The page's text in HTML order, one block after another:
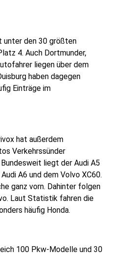
unter den 30 größten
4. Auch Dortmunder,
liegen über dem
haben dagegen
Einträge im
hat außerdem
Verkehrssünder
liegt der Audi A5
A6 und dem Volvo XC60.
ganz vorn. Dahinter folgen
Laut Statistik fahren die
häufig Honda.
100 Pkw-Modelle und 30